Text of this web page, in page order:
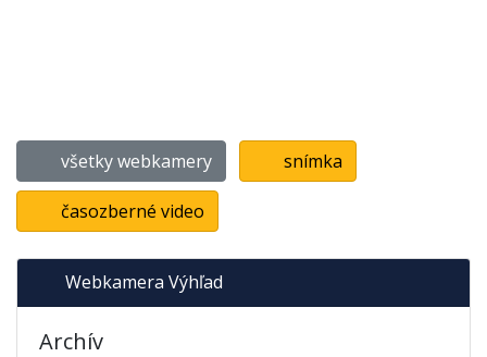
všetky webkamery snímka
časozberné video
Webkamera Výhľad
Archív